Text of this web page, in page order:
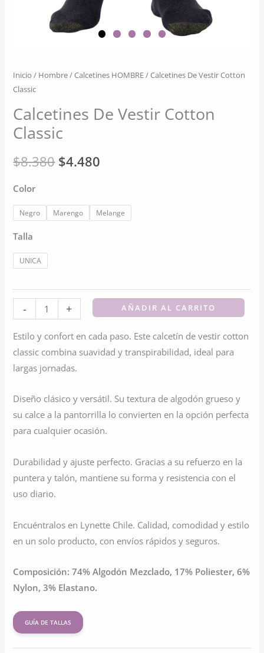
Inicio / Hombre/Calcetines HOMBRE/ Calcetines De Vestir Cotton
Classic
Calcetines De Vestir Cotton
Classic
$8.380 El
original
$4.480
actual
Color
Negro Marengo Melange
Talla
UNICA
-
Calcetines
De
Vestir
Cotton
Classic
+ AÑADIR AL CARRITO
Estilo y confort en cada paso. Este calcetín de vestir cotton
classic combina suavidad y transpirabilidad, ideal para
largas jornadas.
Diseño clásico y versátil. Su textura de algodón grueso y
su calce a la pantorrilla lo convierten en la opción perfecta
para cualquier ocasión.
Durabilidad y ajuste perfecto. Gracias a su refuerzo en la
puntera y talón, mantiene su forma y resistencia con el
uso diario.
Encuéntralos en Lynette Chile. Calidad, comodidad y estilo
en un solo producto, con envíos rápidos y seguros.
Composición: 74% Algodón Mezclado, 17% Poliester, 6%
Nylon, 3% Elastano.
GUÍA DE TALLAS